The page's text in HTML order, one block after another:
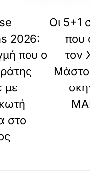
2026:
που ο
με
στο
Οι 5+1
που
τον